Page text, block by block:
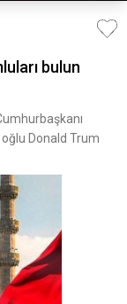
bulun
oğlu Donald Trum